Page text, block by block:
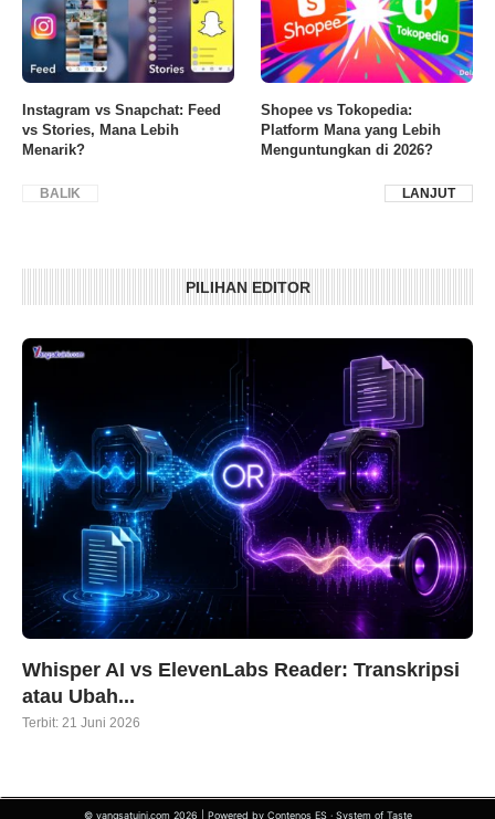
Instagram vs Snapchat: Feed
vs Stories, Mana Lebih
Menarik?
Shopee vs Tokopedia:
Platform Mana yang Lebih
Menguntungkan di 2026?
BALIK LANJUT
PILIHAN EDITOR
Whisper AI vs ElevenLabs Reader: Transkripsi
atau Ubah...
Terbit: 21 Juni 2026
© yangsatuini.com 2026 | Powered by Contenos ES · System of Taste